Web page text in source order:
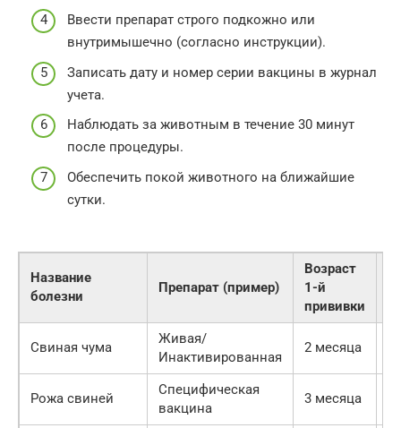
Ввести препарат строго подкожно или
внутримышечно (согласно инструкции).
Записать дату и номер серии вакцины в журнал
учета.
Наблюдать за животным в течение 30 минут
после процедуры.
Обеспечить покой животного на ближайшие
сутки.
Название
болезни
Препарат (пример)
Возраст
1-й
прививки
Свиная чума
Живая/
Инактивированная
2 месяца
Рожа свиней
Специфическая
вакцина
3 месяца